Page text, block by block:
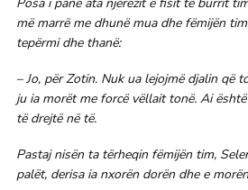
më marrë me dhunë mua dhe fëmijën
tepërmi dhe thanë:
– Jo, për Zotin. Nuk ua lejojmë djalin që
ju ia morët me forcë vëllait tonë. Ai
të drejtë në të.
Pastaj nisën ta tërheqin fëmijën tim,
palët, derisa ia nxorën dorën dhe e